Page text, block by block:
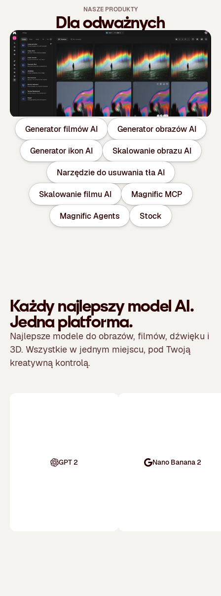
NASZE PRODUKTY
Dla odważnych
Generator filmów AI Generator obrazów AI
Generator ikon AI Skalowanie obrazu AI
Narzędzie do usuwania tła AI
Skalowanie filmu AI Magnific MCP
Magnific Agents Stock
Każdy najlepszy model AI.
Jedna platforma.
Najlepsze modele do obrazów, filmów, dźwięku i
3D. Wszystkie w jednym miejscu, pod Twoją
kreatywną kontrolą.
GPT 2 Nano Banana 2